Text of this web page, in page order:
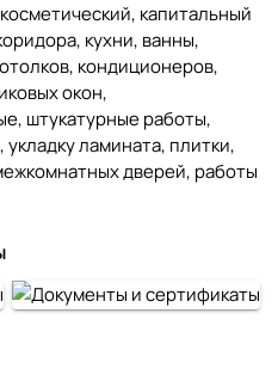
капитальный
кухни, ванны,
кондиционеров,
окон,
штукатурные работы,
ламината, плитки,
дверей, работы
работы, клининг и
чернового материала,
— 500 руб. Если
или услуги по ремонту.